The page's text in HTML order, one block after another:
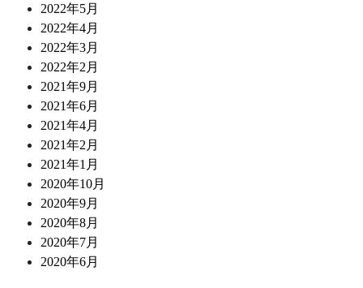
2022年5月
2022年4月
2022年3月
2022年2月
2021年9月
2021年6月
2021年4月
2021年2月
2021年1月
2020年10月
2020年9月
2020年8月
2020年7月
2020年6月